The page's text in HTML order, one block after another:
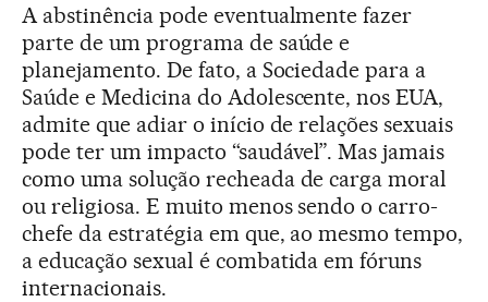
A abstinência pode eventualmente fazer
parte de um programa de saúde e
planejamento. De fato, a Sociedade para a
Saúde e Medicina do Adolescente, nos EUA,
admite que adiar o início de relações sexuais
pode ter um impacto “saudável”. Mas jamais
como uma solução recheada de carga moral
ou religiosa. E muito menos sendo o carro-
chefe da estratégia em que, ao mesmo tempo,
a educação sexual é combatida em fóruns
internacionais.